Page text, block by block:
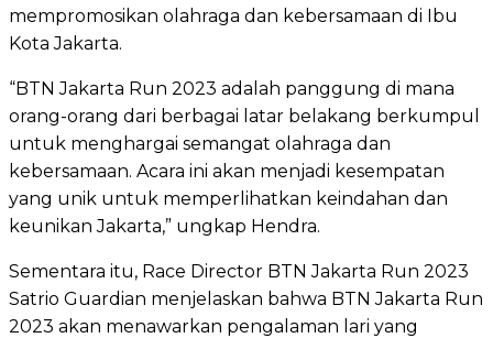
mempromosikan olahraga dan kebersamaan di Ibu
Kota Jakarta.
“BTN Jakarta Run 2023 adalah panggung di mana
orang-orang dari berbagai latar belakang berkumpul
untuk menghargai semangat olahraga dan
kebersamaan. Acara ini akan menjadi kesempatan
yang unik untuk memperlihatkan keindahan dan
keunikan Jakarta,” ungkap Hendra.
Sementara itu, Race Director BTN Jakarta Run 2023
Satrio Guardian menjelaskan bahwa BTN Jakarta Run
2023 akan menawarkan pengalaman lari yang